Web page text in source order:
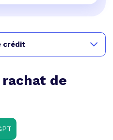
de
crédit